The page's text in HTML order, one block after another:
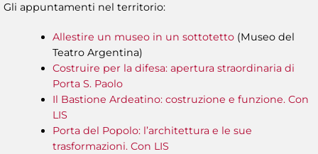
Gli appuntamenti nel territorio:
Allestire un museo in un sottotetto(Museo del
Teatro Argentina)
Costruire per la difesa: apertura straordinaria di
Porta S. Paolo
Il Bastione Ardeatino: costruzione e funzione. Con
LIS
Porta del Popolo: l’architettura e le sue
trasformazioni. Con LIS